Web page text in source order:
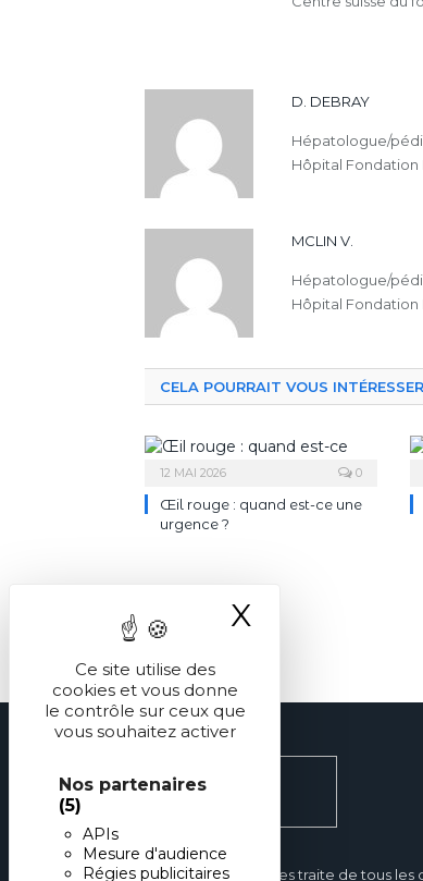
Ce site utilise des
cookies et vous donne
le contrôle sur ceux que
vous souhaitez activer
Nos partenaires
(5)
APIs
Mesure d'audience
Régies publicitaires
X Masquer
D. DEBRAY
Hépatologue/
Hôpital Fondation
MCLIN V.
Hépatologue/
Hôpital Fondation
CELA POURRAIT VOUS INTÉRESSER
12 MAI 2026 0
Œil rouge : quand est-ce une
urgence ?
Réalités Pédiatriques traite de tous les